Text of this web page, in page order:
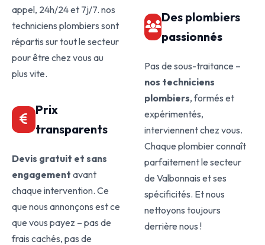
appel, 24h/24 et 7j/7. nos
techniciens plombiers sont
répartis sur tout le secteur
pour être chez vous au
plus vite.
Prix
transparents
Devis gratuit et sans
engagement avant
chaque intervention. Ce
que nous annonçons est ce
que vous payez – pas de
frais cachés, pas de
Des plombiers
passionnés
Pas de sous-traitance –
nos techniciens
plombiers, formés et
expérimentés,
interviennent chez vous.
Chaque plombier connaît
parfaitement le secteur
de Valbonnais et ses
spécificités. Et nous
nettoyons toujours
derrière nous !